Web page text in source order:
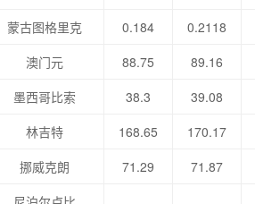
蒙古图格里克
0.184 0.2118
澳门元
88.75 89.16
墨西哥比索
38.3 39.08
林吉特
168.65 170.17
挪威克朗
71.29 71.87